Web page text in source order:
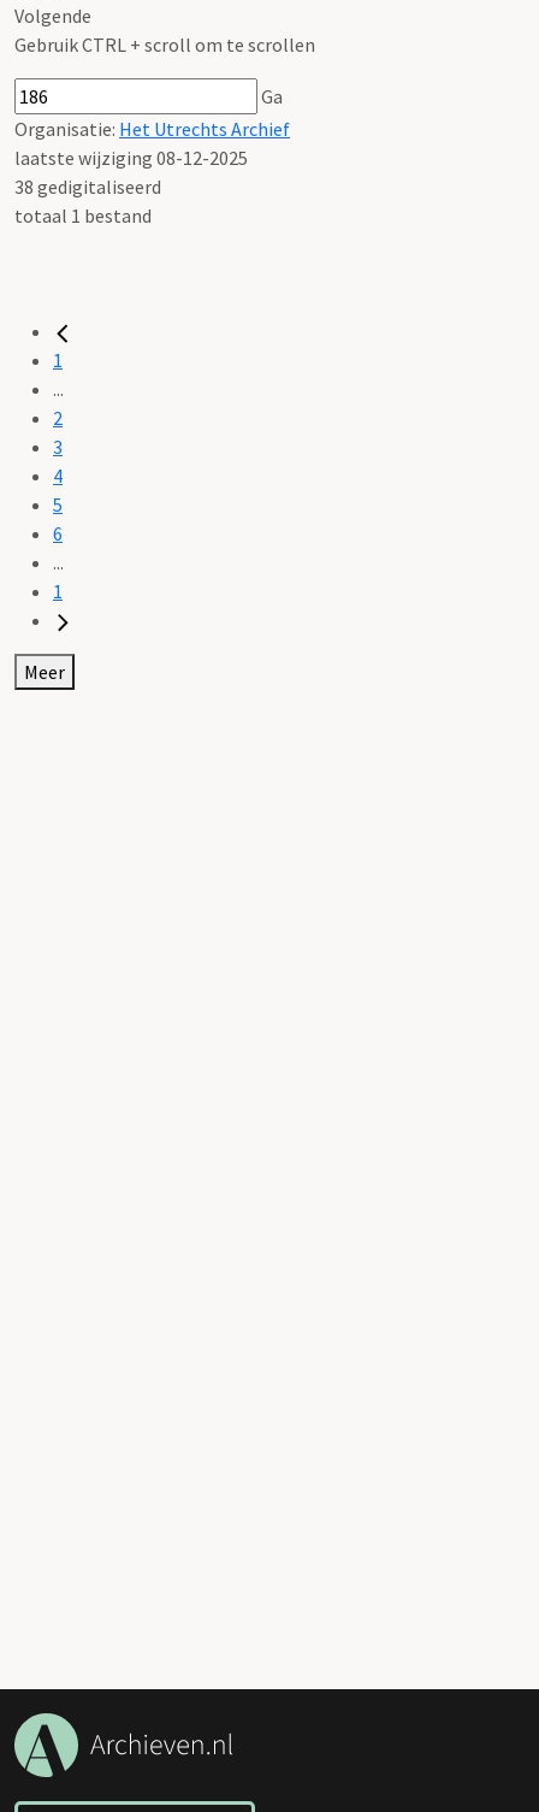
Volgende
Gebruik CTRL + scroll om te scrollen
Ga
Organisatie: Het Utrechts Archief
laatste wijziging 08-12-2025
38 gedigitaliseerd
totaal 1 bestand
1
...
2
3
4
5
6
...
1
Meer